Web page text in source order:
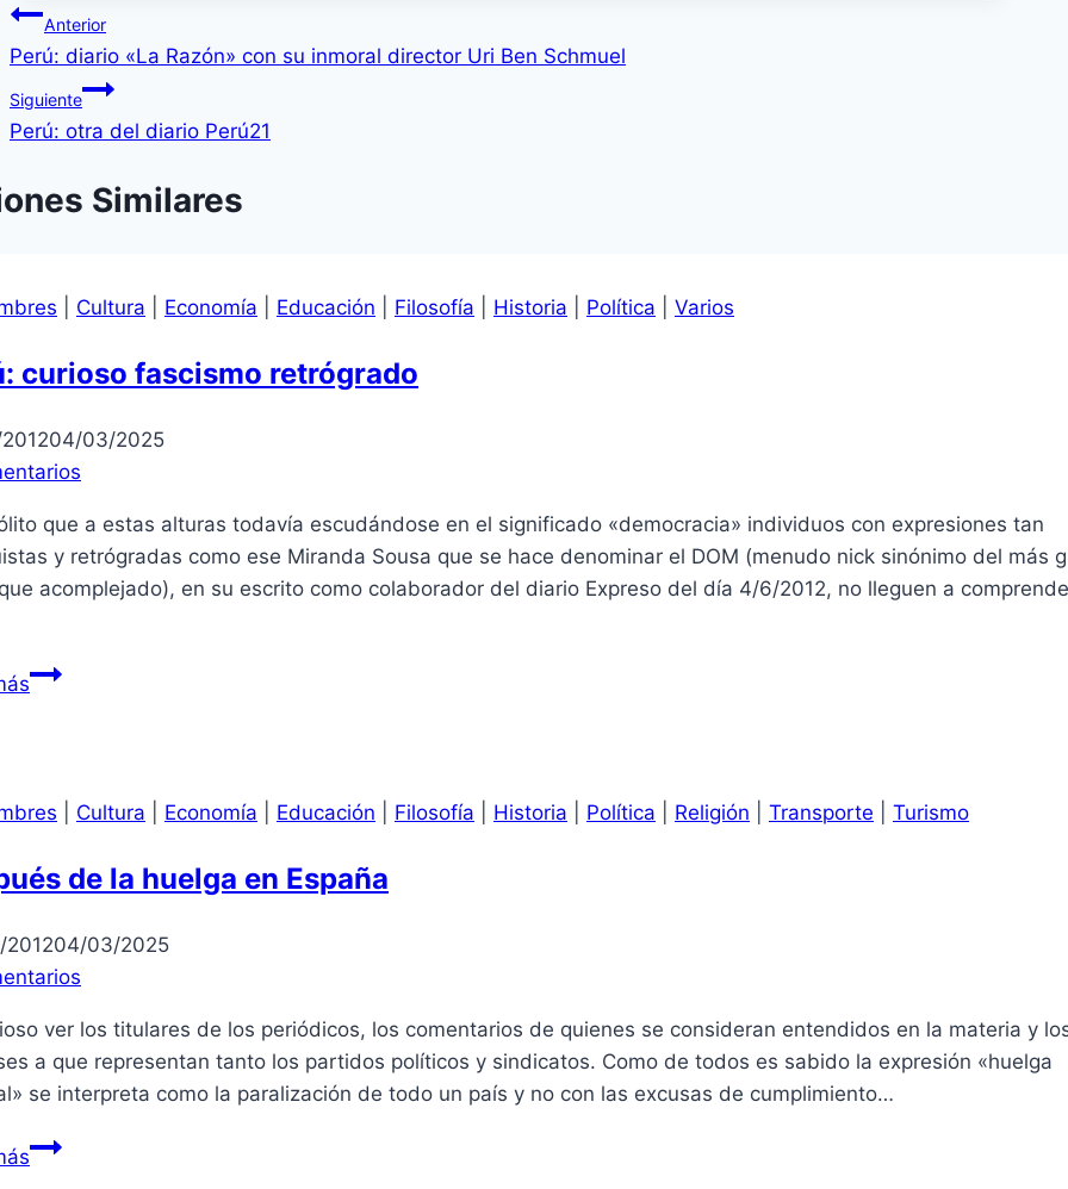
Navegación
de
entradas
Anterior
Perú: diario «La Razón» con su inmoral director Uri Ben Schmuel
Siguiente
Perú: otra del diario Perú21
Similares
Cultura Economía Educación Filosofía Historia Política Varios
curioso fascismo retrógrado
04/03/2025
que a estas alturas todavía escudándose en el significado «democracia» individuos con expresiones tan
y retrógradas como ese Miranda Sousa que se hace denominar el DOM (menudo nick sinónimo del más
acomplejado), en su escrito como colaborador del diario Expreso del día 4/6/2012, no lleguen a
Perú:
Cultura Economía Educación Filosofía Historia Política Religión Transporte Turismo
de la huelga en España
04/03/2025
ver los titulares de los periódicos, los comentarios de quienes se consideran entendidos en la materia y
a que representan tanto los partidos políticos y sindicatos. Como de todos es sabido la expresión «huelga
se interpreta como la paralización de todo un país y no con las excusas de cumplimiento…
Después